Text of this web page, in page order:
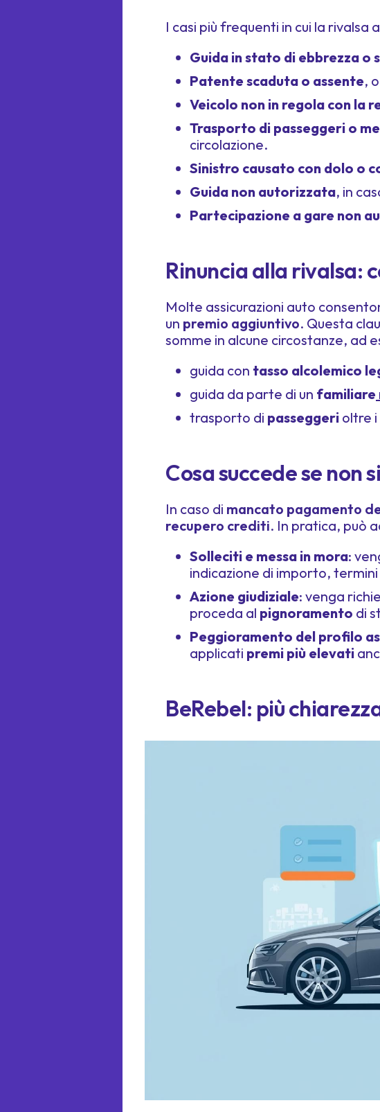
I casi più frequenti in cui la rivalsa
Guida in stato di ebbrezza o
Patente scaduta o assente,
Veicolo non in regola con la
Trasporto di passeggeri o
circolazione.
Sinistro causato con dolo o
Guida non autorizzata, in
Partecipazione a gare non
Rinuncia alla rivalsa:
Molte assicurazioni auto
un premio aggiuntivo. Questa
somme in alcune circostanze, ad
guida con tasso alcolemico
guida da parte di un familiare
trasporto di passeggeri oltre
Cosa succede se non
In caso di mancato pagamento
recupero crediti. In pratica, può
Solleciti e messa in mora:
indicazione di importo,
Azione giudiziale: venga
proceda al pignoramento di
Peggioramento del profilo
applicati premi più elevati
BeRebel: più